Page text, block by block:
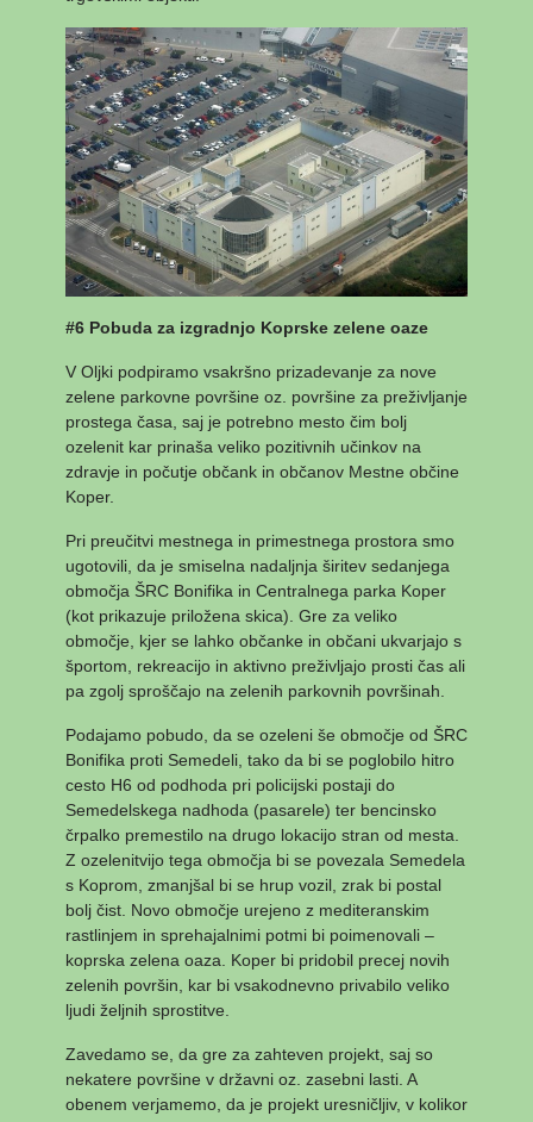
#6 Pobuda za izgradnjo Koprske zelene oaze
V Oljki podpiramo vsakršno prizadevanje za nove
zelene parkovne površine oz. površine za preživljanje
prostega časa, saj je potrebno mesto čim bolj
ozelenit kar prinaša veliko pozitivnih učinkov na
zdravje in počutje občank in občanov Mestne občine
Koper.
Pri preučitvi mestnega in primestnega prostora smo
ugotovili, da je smiselna nadaljnja širitev sedanjega
območja ŠRC Bonifika in Centralnega parka Koper
(kot prikazuje priložena skica). Gre za veliko
območje, kjer se lahko občanke in občani ukvarjajo s
športom, rekreacijo in aktivno preživljajo prosti čas ali
pa zgolj sproščajo na zelenih parkovnih površinah.
Podajamo pobudo, da se ozeleni še območje od ŠRC
Bonifika proti Semedeli, tako da bi se poglobilo hitro
cesto H6 od podhoda pri policijski postaji do
Semedelskega nadhoda (pasarele) ter bencinsko
črpalko premestilo na drugo lokacijo stran od mesta.
Z ozelenitvijo tega območja bi se povezala Semedela
s Koprom, zmanjšal bi se hrup vozil, zrak bi postal
bolj čist. Novo območje urejeno z mediteranskim
rastlinjem in sprehajalnimi potmi bi poimenovali –
koprska zelena oaza. Koper bi pridobil precej novih
zelenih površin, kar bi vsakodnevno privabilo veliko
ljudi željnih sprostitve.
Zavedamo se, da gre za zahteven projekt, saj so
nekatere površine v državni oz. zasebni lasti. A
obenem verjamemo, da je projekt uresničljiv, v kolikor